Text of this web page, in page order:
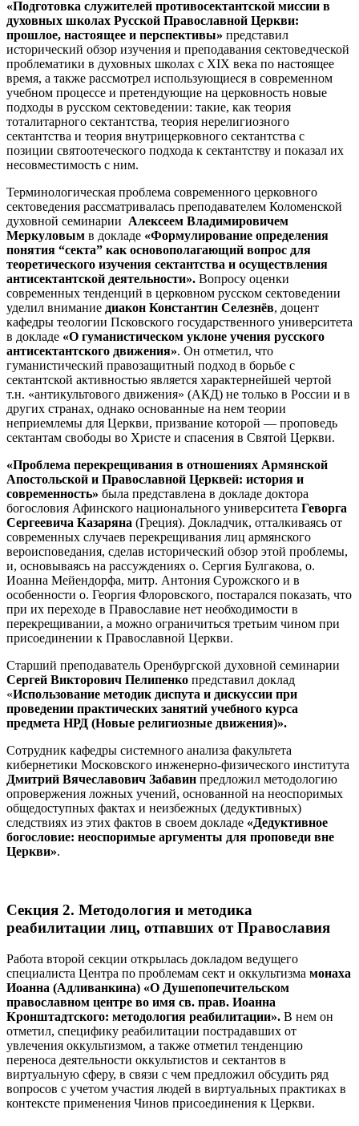
«Подготовка служителей противосектантской миссии в
духовных школах Русской Православной Церкви:
прошлое, настоящее и перспективы» представил
исторический обзор изучения и преподавания сектоведческой
проблематики в духовных школах с XIX века по настоящее
время, а также рассмотрел использующиеся в современном
учебном процессе и претендующие на церковность новые
подходы в русском сектоведении: такие, как теория
тоталитарного сектантства, теория нерелигиозного
сектантства и теория внутрицерковного сектантства с
позиции святоотеческого подхода к сектантству и показал их
несовместимость с ним.
Терминологическая проблема современного церковного
сектоведения рассматривалась преподавателем Коломенской
духовной семинарии Алексеем Владимировичем
Меркуловым в докладе «Формулирование определения
понятия “секта” как основополагающий вопрос для
теоретического изучения сектантства и осуществления
антисектантской деятельности». Вопросу оценки
современных тенденций в церковном русском сектоведении
уделил внимание диакон Константин Селезнёв, доцент
кафедры теологии Псковского государственного университета
в докладе «О гуманистическом уклоне учения русского
антисектантского движения». Он отметил, что
гуманистический правозащитный подход в борьбе с
сектантской активностью является характернейшей чертой
т.н. «антикультового движения» (АКД) не только в России и в
других странах, однако основанные на нем теории
неприемлемы для Церкви, призвание которой — проповедь
сектантам свободы во Христе и спасения в Святой Церкви.
«Проблема перекрещивания в отношениях Армянской
Апостольской и Православной Церквей: история и
современность» была представлена в докладе доктора
богословия Афинского национального университета Геворга
Сергеевича Казаряна (Греция). Докладчик, отталкиваясь от
современных случаев перекрещивания лиц армянского
вероисповедания, сделав исторический обзор этой проблемы,
и, основываясь на рассуждениях о. Сергия Булгакова, о.
Иоанна Мейендорфа, митр. Антония Сурожского и в
особенности о. Георгия Флоровского, постарался показать, что
при их переходе в Православие нет необходимости в
перекрещивании, а можно ограничиться третьим чином при
присоединении к Православной Церкви.
Старший преподаватель Оренбургской духовной семинарии
Сергей Викторович Пелипенко представил доклад
«Использование методик диспута и дискуссии при
проведении практических занятий учебного курса
предмета НРД (Новые религиозные движения)».
Сотрудник кафедры системного анализа факультета
кибернетики Московского инженерно-физического института
Дмитрий Вячеславович Забавин предложил методологию
опровержения ложных учений, основанной на неоспоримых
общедоступных фактах и неизбежных (дедуктивных)
следствиях из этих фактов в своем докладе «Дедуктивное
богословие: неоспоримые аргументы для проповеди вне
Церкви».
Секция 2. Методология и методика
реабилитации лиц, отпавших от Православия
Работа второй секции открылась докладом ведущего
специалиста Центра по проблемам сект и оккультизма монаха
Иоанна (Адливанкина) «О Душепопечительском
православном центре во имя св. прав. Иоанна
Кронштадтского: методология реабилитации». В нем он
отметил, специфику реабилитации пострадавших от
увлечения оккультизмом, а также отметил тенденцию
переноса деятельности оккультистов и сектантов в
виртуальную сферу, в связи с чем предложил обсудить ряд
вопросов с учетом участия людей в виртуальных практиках в
контексте применения Чинов присоединения к Церкви.